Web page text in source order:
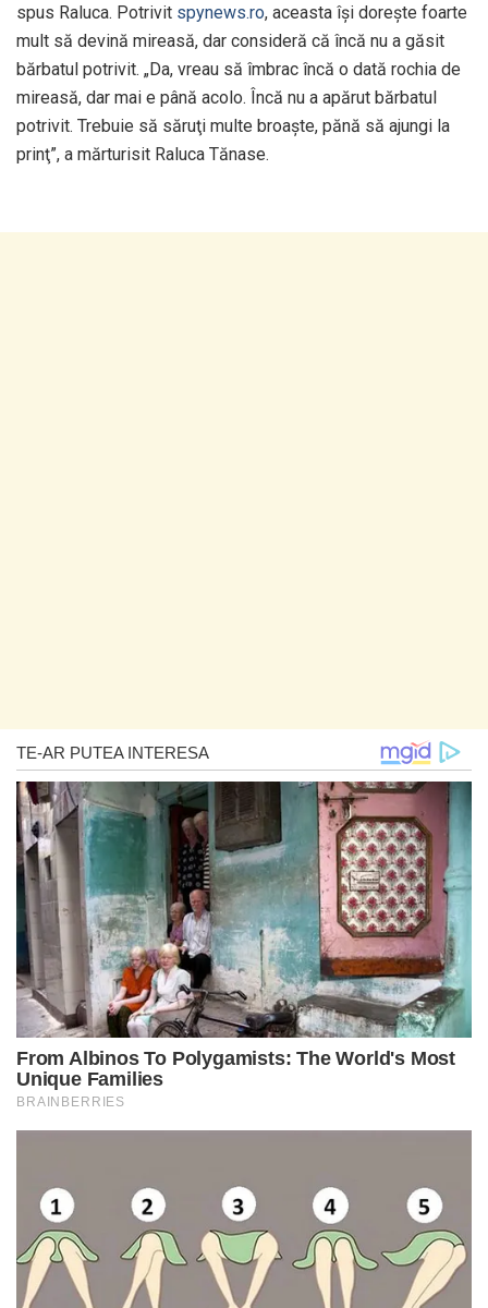
spus Raluca. Potrivit spynews.ro, aceasta își dorește foarte
mult să devină mireasă, dar consideră că încă nu a găsit
bărbatul potrivit. „Da, vreau să îmbrac încă o dată rochia de
mireasă, dar mai e până acolo. Încă nu a apărut bărbatul
potrivit. Trebuie să săruţi multe broaşte, pănă să ajungi la
prinţ”, a mărturisit Raluca Tănase.